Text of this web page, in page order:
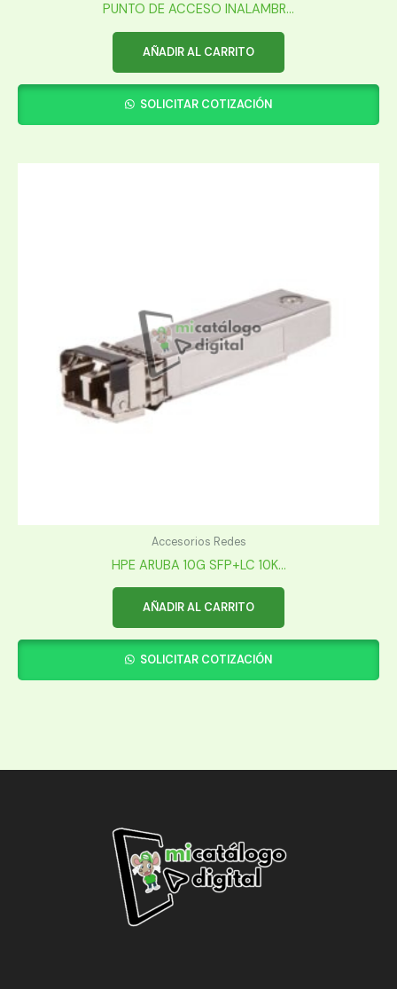
PUNTO DE ACCESO INALAMBR...
AÑADIR AL CARRITO
SOLICITAR COTIZACIÓN
Accesorios Redes
HPE ARUBA 10G SFP+LC 10K...
AÑADIR AL CARRITO
SOLICITAR COTIZACIÓN